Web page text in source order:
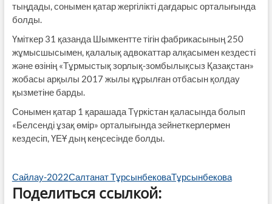
тыңдады, сонымен қатар жергілікті дағдарыс орталығында
болды.
Үміткер 31 қазанда Шымкентте тігін фабрикасының 250
жұмысшысымен, қалалық адвокаттар алқасымен кездесті
және өзінің «Тұрмыстық зорлық-зомбылықсыз Қазақстан»
жобасы арқылы 2017 жылы құрылған отбасын қолдау
қызметіне барды.
Сонымен қатар 1 қарашада Түркістан қаласында болып
«Белсенді ұзақ өмір» орталығында зейнеткерлермен
кездесіп, ҮЕҰ дың кеңсесінде болды.
Сайлау-2022Салтанат ТұрсынбековаТұрсынбекова
Поделиться ссылкой: